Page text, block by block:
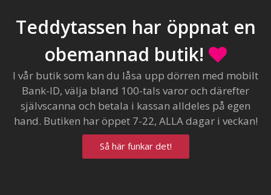
Teddytassen har öppnat en
obemannad butik!
I vår butik som kan du låsa upp dörren med mobilt
Bank-ID, välja bland 100-tals varor och därefter
självscanna och betala i kassan alldeles på egen
hand. Butiken har öppet 7-22, ALLA dagar i veckan!
Så här funkar det!